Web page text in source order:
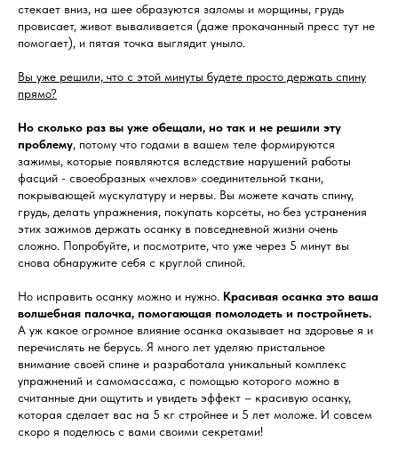
стекает вниз, на шее образуются заломы и морщины, грудь
провисает, живот вываливается (даже прокачанный пресс тут не
помогает), и пятая точка выглядит уныло.
Вы уже решили, что с этой минуты будете просто держать спину
прямо?
Но сколько раз вы уже обещали, но так и не решили эту
проблему, потому что годами в вашем теле формируются
зажимы, которые появляются вследствие нарушений работы
фасций - своеобразных «чехлов» соединительной ткани,
покрывающей мускулатуру и нервы. Вы можете качать спину,
грудь, делать упражнения, покупать корсеты, но без устранения
этих зажимов держать осанку в повседневной жизни очень
сложно. Попробуйте, и посмотрите, что уже через 5 минут вы
снова обнаружите себя с круглой спиной.
Но исправить осанку можно и нужно. Красивая осанка это ваша
волшебная палочка, помогающая помолодеть и постройнеть.
А уж какое огромное влияние осанка оказывает на здоровье я и
перечислять не берусь. Я много лет уделяю пристальное
внимание своей спине и разработала уникальный комплекс
упражнений и самомассажа, с помощью которого можно в
считанные дни ощутить и увидеть эффект – красивую осанку,
которая сделает вас на 5 кг стройнее и 5 лет моложе. И совсем
скоро я поделюсь с вами своими секретами!